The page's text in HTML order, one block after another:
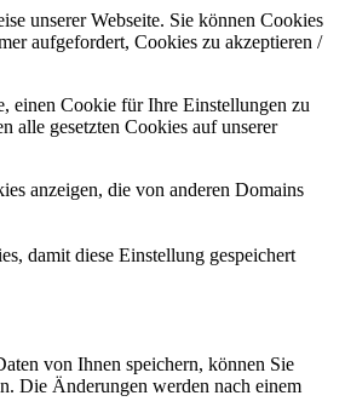
unserer Webseite. Sie können Cookies
aufgefordert, Cookies zu akzeptieren /
einen Cookie für Ihre Einstellungen zu
alle gesetzten Cookies auf unserer
anzeigen, die von anderen Domains
damit diese Einstellung gespeichert
von Ihnen speichern, können Sie
Die Änderungen werden nach einem